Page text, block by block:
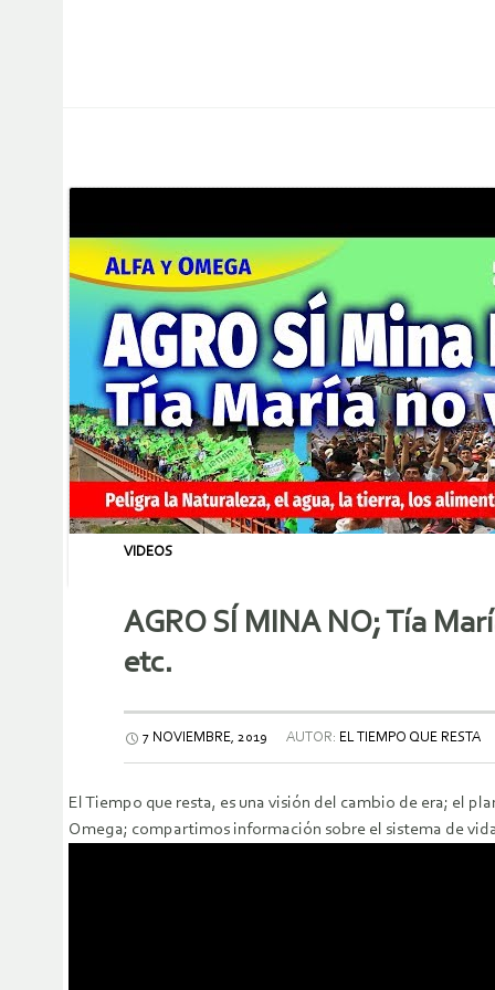
VIDEOS
AGRO SÍ MINA NO; Tía
etc.
7 NOVIEMBRE, 2019 AUTOR: EL TIEMPO QUE RESTA
El Tiempo que resta, es una visión del cambio de era; el
Omega; compartimos información sobre el sistema de